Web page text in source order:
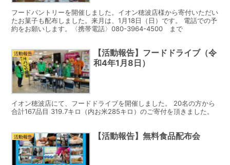
フードパントリーを開催しました。イオン穂波店様から寄付いただい
たお菓子も配布しました。来月は、1月18日（日）です。 電話での予
約をお願いします。〈携帯電話〉080-3964-4500 まで
活動報告
【活動報告】フードドライブ（令
和4年1月8日）
イオン穂波店にて、フードドライブを開催しました。 20名の方から
合計167品目 319.7キロ（内お米285キロ）のご寄付を頂きました。
活動報告 【活動報告】無料食品配布会